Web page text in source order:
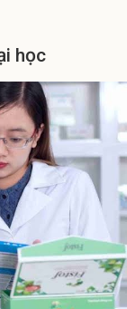
học